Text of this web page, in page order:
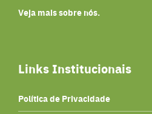
Veja mais sobre nós.
Links Institucionais
Política de Privacidade